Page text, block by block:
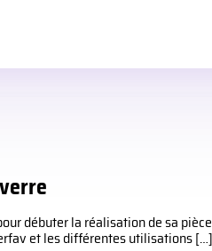
débuter la réalisation de sa
et les différentes utilisations […]